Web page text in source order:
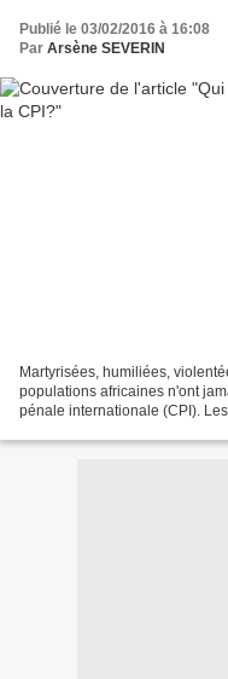
Publié le 03/02/2016 à 16:08
Par Arsène SEVERIN
Martyrisées, humiliées,
populations africaines n'ont
pénale internationale (CPI).